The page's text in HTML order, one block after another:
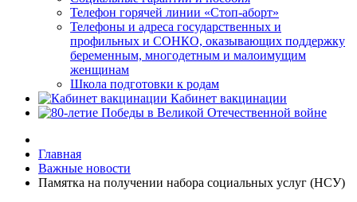
Телефон горячей линии «Стоп-аборт»
Телефоны и адреса государственных и
профильных и СОНКО, оказывающих поддержку
беременным, многодетным и малоимущим
женщинам
Школа подготовки к родам
Кабинет вакцинации
Главная
Важные новости
Памятка на получении набора социальных услуг (НСУ)